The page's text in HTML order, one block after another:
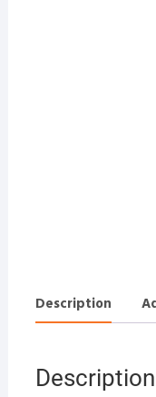
Description
Description